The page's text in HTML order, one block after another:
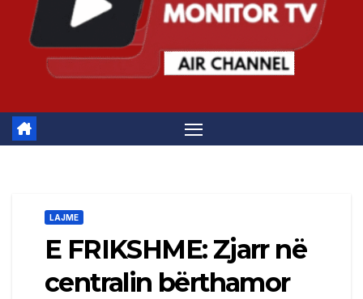
LAJME
E FRIKSHME: Zjarr në
centralin bërthamor